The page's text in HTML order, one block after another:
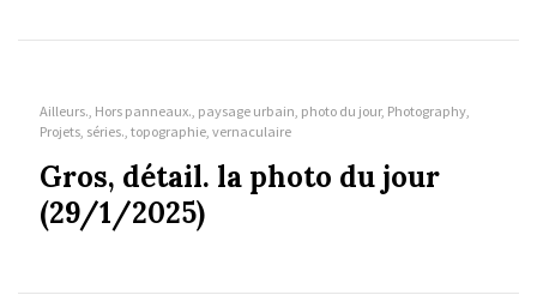
Ailleurs., Hors panneaux., paysage urbain, photo du jour, Photography,
Projets, séries., topographie, vernaculaire
Gros, détail. la photo du jour
(29/1/2025)